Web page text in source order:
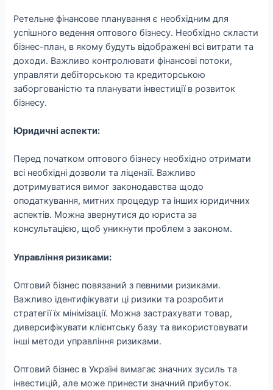
Ретельне фінансове планування є необхідним для
успішного ведення оптового бізнесу. Необхідно скласти
бізнес-план, в якому будуть відображені всі витрати та
доходи. Важливо контролювати фінансові потоки,
управляти дебіторською та кредиторською
заборгованістю та планувати інвестиції в розвиток
бізнесу.
Юридичні аспекти:
Перед початком оптового бізнесу необхідно отримати
всі необхідні дозволи та ліцензії. Важливо
дотримуватися вимог законодавства щодо
оподаткування, митних процедур та інших юридичних
аспектів. Можна звернутися до юриста за
консультацією, щоб уникнути проблем з законом.
Управління ризиками:
Оптовий бізнес повязаний з певними ризиками.
Важливо ідентифікувати ці ризики та розробити
стратегії їх мінімізації. Можна застрахувати товар,
диверсифікувати клієнтську базу та використовувати
інші методи управління ризиками.
Оптовий бізнес в Україні вимагає значних зусиль та
інвестицій, але може принести значний прибуток.